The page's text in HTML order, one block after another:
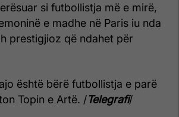
si futbollistja më e mirë,
e madhe në Paris iu nda
prestigjioz që ndahet për
është bërë futbollistja e parë
Topin e Artë. /Telegrafi/